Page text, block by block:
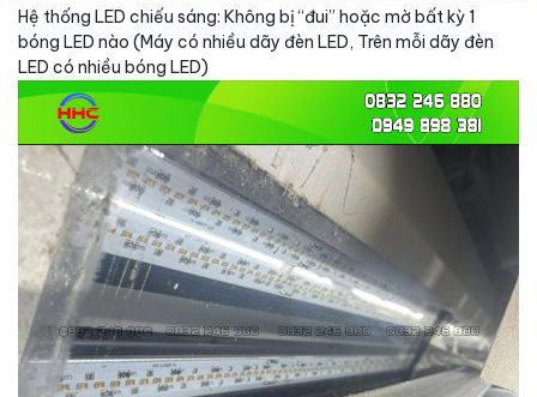
Hệ thống LED chiếu sáng: Không bị “đui” hoặc mờ bất kỳ 1
bóng LED nào (Máy có nhiều dãy đèn LED, Trên mỗi dãy đèn
LED có nhiều bóng LED)